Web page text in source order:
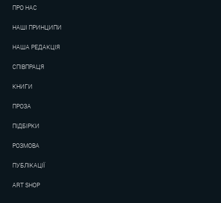
ПРО НАС
НАШІ ПРИНЦИПИ
НАША РЕДАКЦІЯ
СПІВПРАЦЯ
КНИГИ
ПРОЗА
ПІДБІРКИ
РОЗМОВА
ПУБЛІКАЦІЇ
ART SHOP